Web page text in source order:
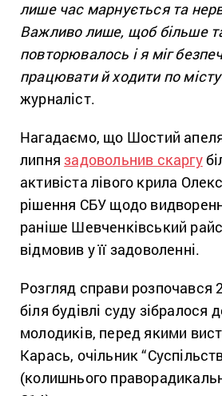
лише час марнується та
Важливо лише, щоб більше
повторювалось і я міг
працювати й ходити по
журналіст.
Нагадаємо, що Шостий
липнязадовольнив скаргу
активіста лівого крила
рішення СБУ щодо
раніше Шевченківський
відмовив у її задоволенні.
Розгляд справи розпочався
біля будівлі суду зібралося
молодиків, перед якими
Карась, очільник
(колишнього